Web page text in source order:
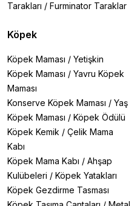
Tarakları / Furminator Taraklar
Köpek
Köpek Maması / Yetişkin
Köpek Maması / Yavru Köpek
Maması
Konserve Köpek Maması / Yaş
Köpek Maması / Köpek Ödülü
Köpek Kemik / Çelik Mama
Kabı
Köpek Mama Kabı / Ahşap
Kulübeleri / Köpek Yatakları
Köpek Gezdirme Tasması